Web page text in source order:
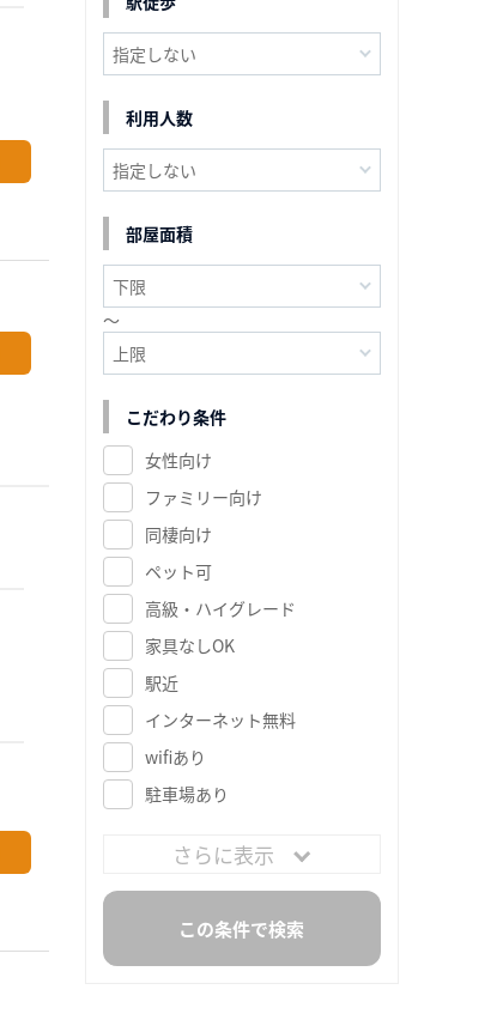
利用人数
部屋面積
～
こだわり条件
女性向け
ファミリー向け
同棲向け
ペット可
高級・ハイグレード
家具なしOK
駅近
インターネット無料
wifiあり
駐車場あり
さらに表示